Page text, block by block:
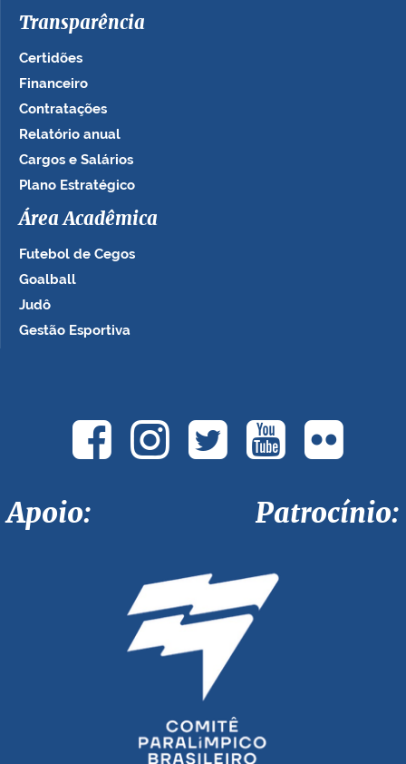
Transparência
Certidões
Financeiro
Contratações
Relatório anual
Cargos e Salários
Plano Estratégico
Área Acadêmica
Futebol de Cegos
Goalball
Judô
Gestão Esportiva
Apoio: Patrocínio: